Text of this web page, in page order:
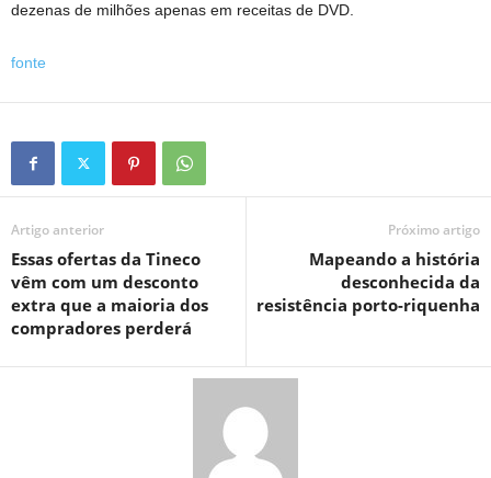
dezenas de milhões apenas em receitas de DVD.
fonte
Artigo anterior
Essas ofertas da Tineco
vêm com um desconto
extra que a maioria dos
compradores perderá
Próximo artigo
Mapeando a história
desconhecida da
resistência porto-riquenha